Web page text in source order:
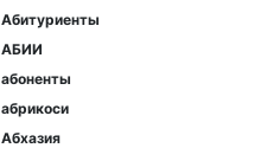
Абитуриенты
АБИИ
абоненты
абрикоси
Абхазия